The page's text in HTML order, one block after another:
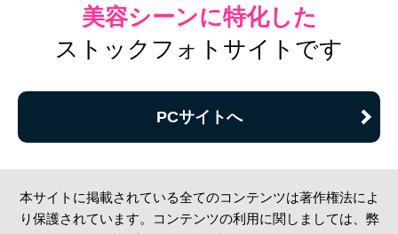
美容シーンに特化した
ストックフォトサイトです
PCサイトへ
本サイトに掲載されている全てのコンテンツは著作権法によ
り保護されています。コンテンツの利用に関しましては、弊